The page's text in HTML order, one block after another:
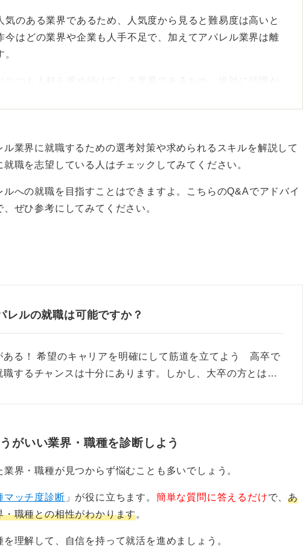
気のある業界であるため、人気度から見ると難易度は高いと
今はどの業界や企業も人手不足で、加えてアパレル業界は離
つつも人材を求め続けている業界であるため、絶対に就職が
なる傾向にある！ 諦めずに挑戦していこう
ャリアコンサルタントとして強く感じています。
しても積極的に人材を募集しているため、ぜひ前向きにチャ
さいね。
ル業界に就職するための選考対策や求められるスキルを解説して
職を志望している人はチェックしてみてください。
への就職を目指すことはできますよ。こちらのQ&Aでアドバイ
ぜひ参考にしてみてください。
レルの就職は可能ですか？
ある！ 希望のキャリアを明確にして筋道を立てよう 高卒で
職するチャンスは十分にあります。しかし、大卒の方とは…
がいい業界・職種を診断しよう
界・職種が見つからず悩むことも多いでしょう。
マッチ度診断 」が役に立ちます。 簡単な質問に答えるだけで、あ
職種との相性がわかります。
理解して、自信を持って就活を進めましょう。